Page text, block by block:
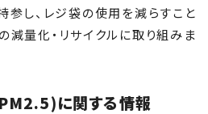
し、レジ袋の使用を減らすこと
減量化・リサイクルに取り組みま
に関する情報